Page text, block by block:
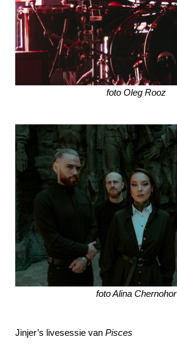
foto Oleg Rooz
foto Alina Chernohor
Jinjer’s livesessie van Pisces